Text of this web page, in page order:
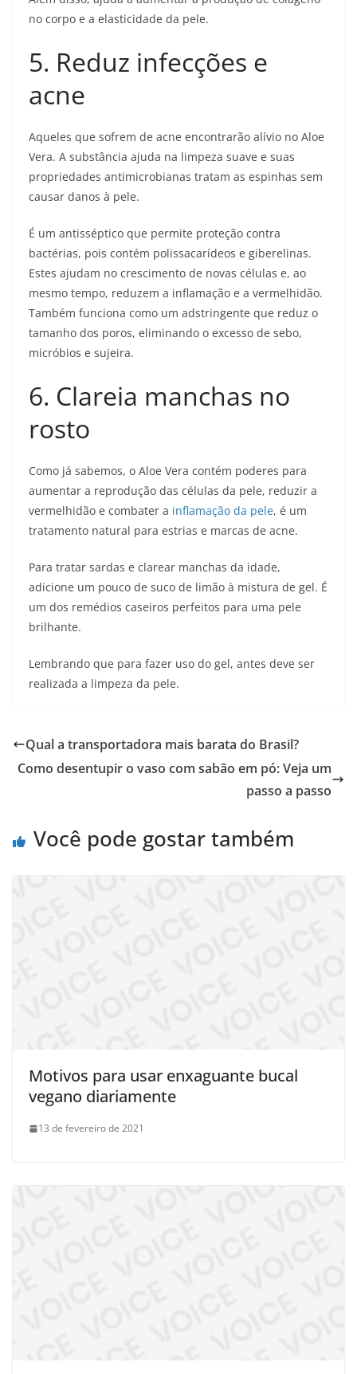
no corpo e a elasticidade da pele.
5. Reduz infecções e
acne
Aqueles que sofrem de acne encontrarão alívio no Aloe
Vera. A substância ajuda na limpeza suave e suas
propriedades antimicrobianas tratam as espinhas sem
causar danos à pele.
É um antisséptico que permite proteção contra
bactérias, pois contém polissacarídeos e giberelinas.
Estes ajudam no crescimento de novas células e, ao
mesmo tempo, reduzem a inflamação e a vermelhidão.
Também funciona como um adstringente que reduz o
tamanho dos poros, eliminando o excesso de sebo,
micróbios e sujeira.
6. Clareia manchas no
rosto
Como já sabemos, o Aloe Vera contém poderes para
aumentar a reprodução das células da pele, reduzir a
vermelhidão e combater a inflamação da pele, é um
tratamento natural para estrias e marcas de acne.
Para tratar sardas e clarear manchas da idade,
adicione um pouco de suco de limão à mistura de gel. É
um dos remédios caseiros perfeitos para uma pele
brilhante.
Lembrando que para fazer uso do gel, antes deve ser
realizada a limpeza da pele.
Qual a transportadora mais barata do Brasil?
Como desentupir o vaso com sabão em pó: Veja um
passo a passo
Você pode gostar também
Motivos para usar enxaguante bucal
vegano diariamente
13 de fevereiro de 2021